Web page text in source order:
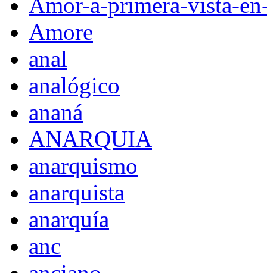
Amor-a-primera-vista-
Amore
anal
analógico
ananá
ANARQUIA
anarquismo
anarquista
anarquía
anc